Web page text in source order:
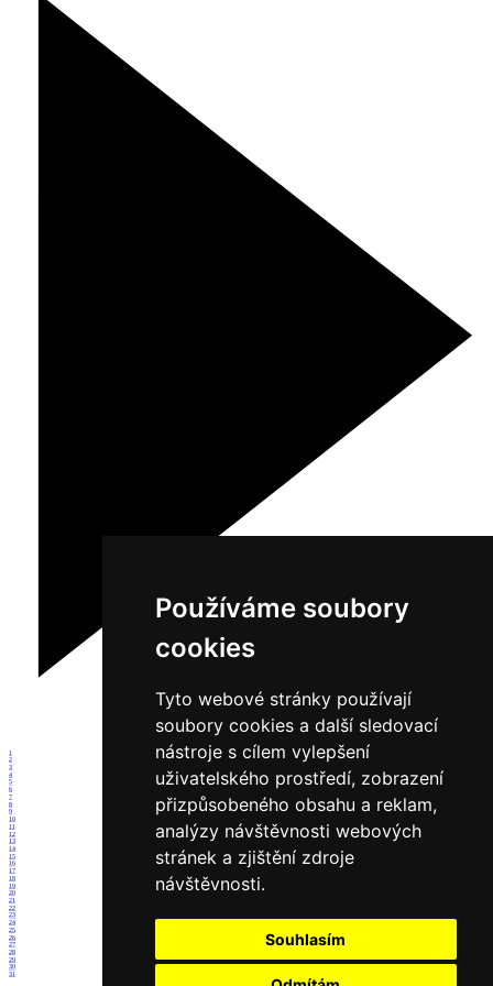
Používáme soubory
cookies
Tyto webové stránky používají
soubory cookies a další sledovací
nástroje s cílem vylepšení
uživatelského prostředí, zobrazení
přizpůsobeného obsahu a reklam,
analýzy návštěvnosti webových
stránek a zjištění zdroje
návštěvnosti.
Souhlasím
1
2
3
4
5
6
7
8
9
10
11
12
13
14
15
16
17
18
19
20
21
22
23
24
25
26
27
28
29
30
31